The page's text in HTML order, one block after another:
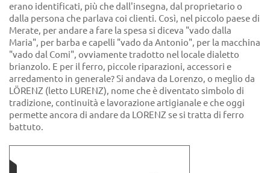
erano identificati, più che dall'insegna, dal proprietario o
dalla persona che parlava coi clienti. Così, nel piccolo paese di
Merate, per andare a fare la spesa si diceva "vado dalla
Maria", per barba e capelli "vado da Antonio", per la macchina
"vado dal Comi", ovviamente tradotto nel locale dialetto
brianzolo. E per il ferro, piccole riparazioni, accessori e
arredamento in generale? Si andava da Lorenzo, o meglio da
LÖRENZ (letto LURENZ), nome che è diventato simbolo di
tradizione, continuità e lavorazione artigianale e che oggi
permette ancora di andare da LORENZ se si tratta di ferro
battuto.